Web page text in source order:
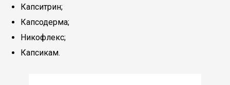
Капситрин;
Капсодерма;
Никофлекс;
Капсикам.